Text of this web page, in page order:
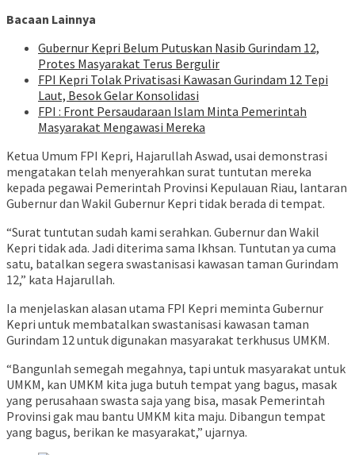
Bacaan Lainnya
Gubernur Kepri Belum Putuskan Nasib Gurindam 12,
Protes Masyarakat Terus Bergulir
FPI Kepri Tolak Privatisasi Kawasan Gurindam 12 Tepi
Laut, Besok Gelar Konsolidasi
FPI : Front Persaudaraan Islam Minta Pemerintah
Masyarakat Mengawasi Mereka
Ketua Umum FPI Kepri, Hajarullah Aswad, usai demonstrasi
mengatakan telah menyerahkan surat tuntutan mereka
kepada pegawai Pemerintah Provinsi Kepulauan Riau, lantaran
Gubernur dan Wakil Gubernur Kepri tidak berada di tempat.
“Surat tuntutan sudah kami serahkan. Gubernur dan Wakil
Kepri tidak ada. Jadi diterima sama Ikhsan. Tuntutan ya cuma
satu, batalkan segera swastanisasi kawasan taman Gurindam
12,” kata Hajarullah.
Ia menjelaskan alasan utama FPI Kepri meminta Gubernur
Kepri untuk membatalkan swastanisasi kawasan taman
Gurindam 12 untuk digunakan masyarakat terkhusus UMKM.
“Bangunlah semegah megahnya, tapi untuk masyarakat untuk
UMKM, kan UMKM kita juga butuh tempat yang bagus, masak
yang perusahaan swasta saja yang bisa, masak Pemerintah
Provinsi gak mau bantu UMKM kita maju. Dibangun tempat
yang bagus, berikan ke masyarakat,” ujarnya.